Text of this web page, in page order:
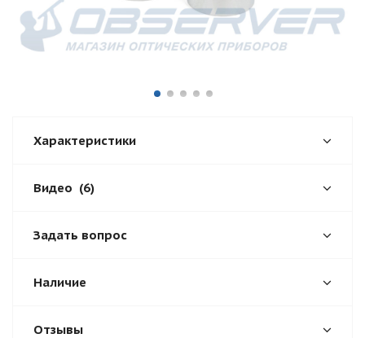
Характеристики
Видео (6)
Задать вопрос
Наличие
Отзывы